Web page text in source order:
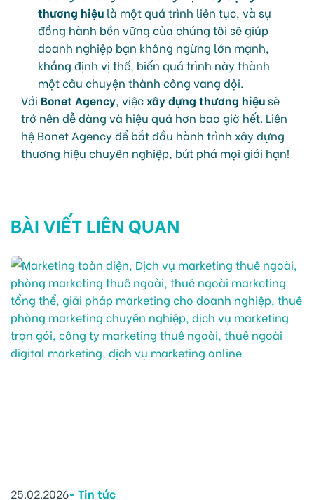
thương hiệu là một quá trình liên tục, và sự
đồng hành bền vững của chúng tôi sẽ giúp
doanh nghiệp bạn không ngừng lớn mạnh,
khẳng định vị thế, biến quá trình này thành
một câu chuyện thành công vang dội.
Với Bonet Agency, việcxây dựng thương hiệusẽ
trở nên dễ dàng và hiệu quả hơn bao giờ hết. Liên
hệ Bonet Agency để bắt đầu hành trình xây dựng
thương hiệu chuyên nghiệp, bứt phá mọi giới hạn!
BÀI VIẾT LIÊN QUAN
25.02.2026- Tin tức